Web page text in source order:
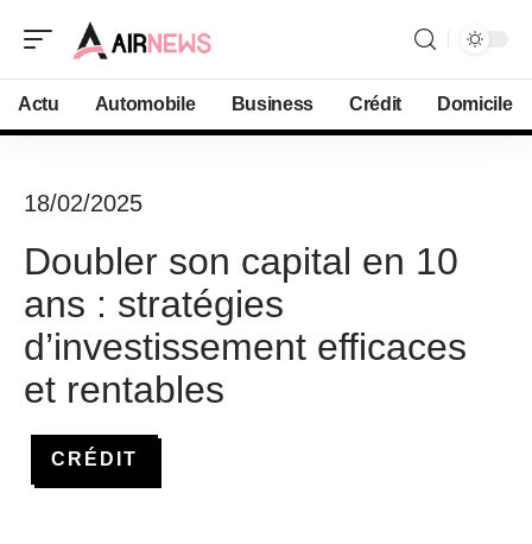
Actu Automobile Business Crédit Domicile
18/02/2025
Doubler son capital en 10
ans : stratégies
d’investissement efficaces
et rentables
CRÉDIT